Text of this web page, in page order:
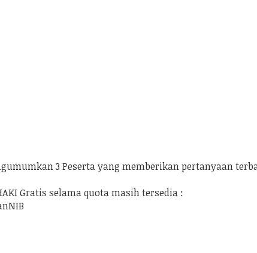
3 Peserta yang memberikan pertanyaan
Gratis selama quota masih tersedia :